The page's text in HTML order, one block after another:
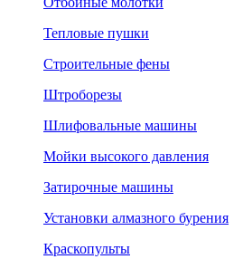
Тепловые пушки
Строительные фены
Штроборезы
Шлифовальные машины
Мойки высокого давления
Затирочные машины
Установки алмазного бурения
Краскопульты